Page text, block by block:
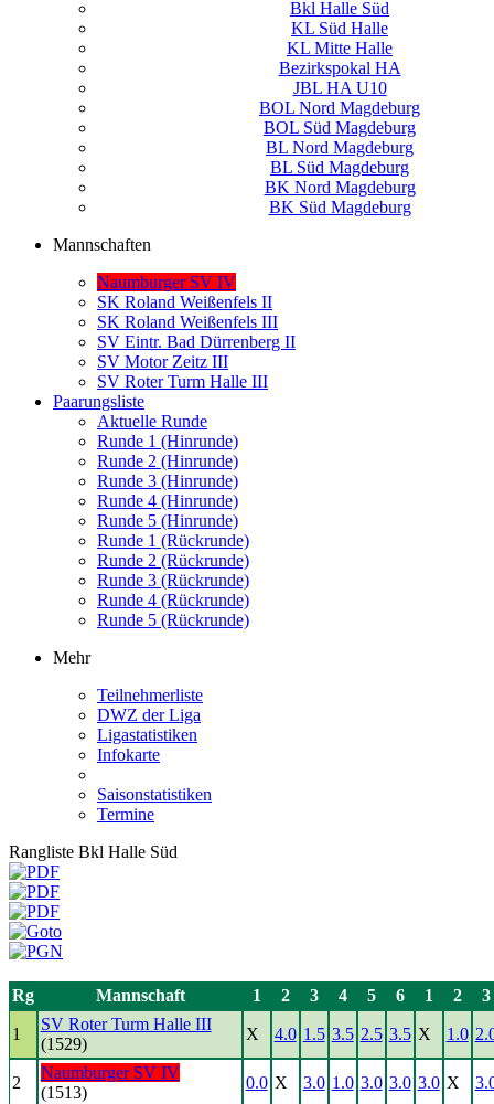
Bkl Halle Süd
KL Süd Halle
KL Mitte Halle
Bezirkspokal HA
JBL HA U10
BOL Nord Magdeburg
BOL Süd Magdeburg
BL Nord Magdeburg
BL Süd Magdeburg
BK Nord Magdeburg
BK Süd Magdeburg
Mannschaften
Naumburger SV IV
SK Roland Weißenfels II
SK Roland Weißenfels III
SV Eintr. Bad Dürrenberg II
SV Motor Zeitz III
SV Roter Turm Halle III
Paarungsliste
Aktuelle Runde
Runde 1 (Hinrunde)
Runde 2 (Hinrunde)
Runde 3 (Hinrunde)
Runde 4 (Hinrunde)
Runde 5 (Hinrunde)
Runde 1 (Rückrunde)
Runde 2 (Rückrunde)
Runde 3 (Rückrunde)
Runde 4 (Rückrunde)
Runde 5 (Rückrunde)
Mehr
Teilnehmerliste
DWZ der Liga
Ligastatistiken
Infokarte
Saisonstatistiken
Termine
Rangliste Bkl Halle Süd
Rg Mannschaft 1 2 3 4 5 6 1 2 3
1
SV Roter Turm Halle III
(1529)
X 4.0 1.5 3.5 2.5 3.5 X 1.0
2
Naumburger SV IV
(1513)
0.0 X 3.0 1.0 3.0 3.0 3.0 X